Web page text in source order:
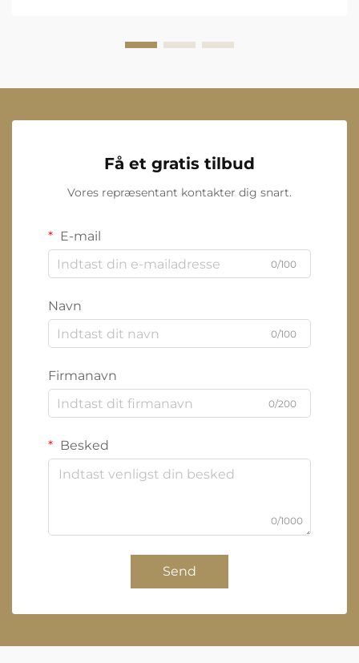
Få et gratis tilbud
Vores repræsentant kontakter dig snart.
E-mail
0/100
Navn
0/100
Firmanavn
0/200
Besked
0/1000
Send